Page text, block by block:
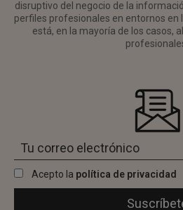
disruptivo del negocio de la
perfiles profesionales en entornos en
está, en la mayoría de los casos,
Acepto la política de privacidad